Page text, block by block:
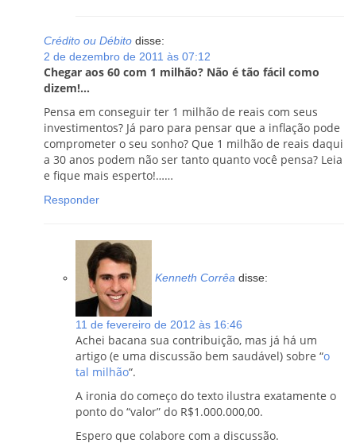
Crédito ou Débito disse:
2 de dezembro de 2011 às 07:12
Chegar aos 60 com 1 milhão? Não é tão fácil como
dizem!…
Pensa em conseguir ter 1 milhão de reais com seus
investimentos? Já paro para pensar que a inflação pode
comprometer o seu sonho? Que 1 milhão de reais daqui
a 30 anos podem não ser tanto quanto você pensa? Leia
e fique mais esperto!……
Responder
Kenneth Corrêa disse:
11 de fevereiro de 2012 às 16:46
Achei bacana sua contribuição, mas já há um
artigo (e uma discussão bem saudável) sobre “o
tal milhão“.
A ironia do começo do texto ilustra exatamente o
ponto do “valor” do R$1.000.000,00.
Espero que colabore com a discussão.